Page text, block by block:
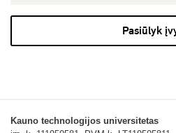
Pasiūlyk
Kauno technologijos universitetas